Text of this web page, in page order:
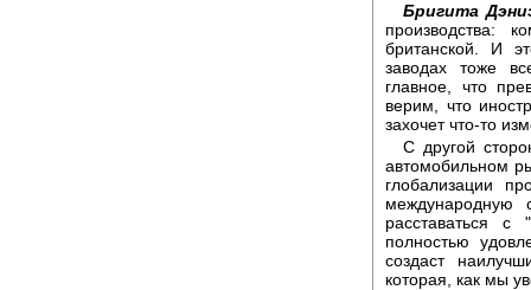
Бригита
производства:
британской. И
заводах тоже
главное, что
верим, что
захочет что-то
С другой
автомобильном
глобализации
международную
расставаться
полностью
создаст
которая, как мы